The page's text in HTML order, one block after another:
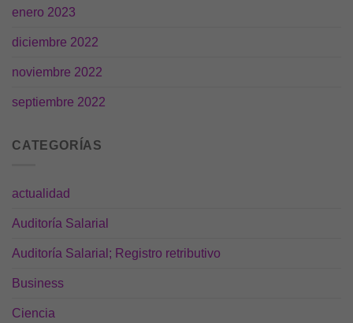
enero 2023
diciembre 2022
noviembre 2022
septiembre 2022
CATEGORÍAS
actualidad
Auditoría Salarial
Auditoría Salarial; Registro retributivo
Business
Ciencia
web.